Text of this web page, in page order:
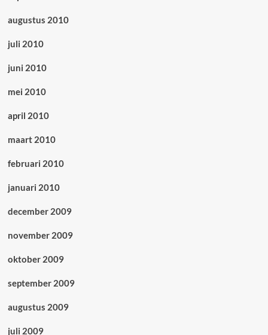
augustus 2010
juli 2010
juni 2010
mei 2010
april 2010
maart 2010
februari 2010
januari 2010
december 2009
november 2009
oktober 2009
september 2009
augustus 2009
juli 2009